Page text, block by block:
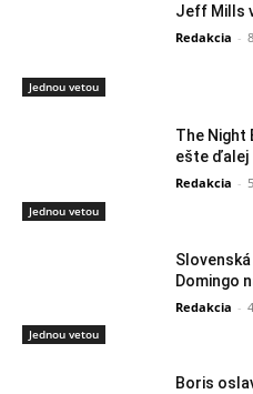
Jednou vetou
Jeff Mills
Redakcia -
Jednou vetou
The Night
ešte ďalej
Redakcia -
Jednou vetou
Domingo
Redakcia -
Boris